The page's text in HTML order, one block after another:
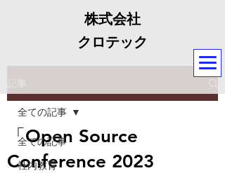
株式会社
クロテック
記事
全ての記事
社内教育
全ての記事
「Open Source
Conference 2023